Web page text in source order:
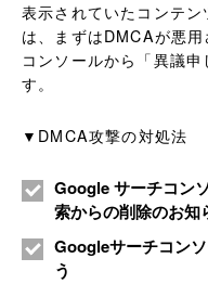
表示されていたコンテ
は、まずはDMCAが悪
コンソールから「異議
す。
▼DMCA攻撃の対処法
Google サーチコン
索からの削除のお知
Googleサーチコン
う